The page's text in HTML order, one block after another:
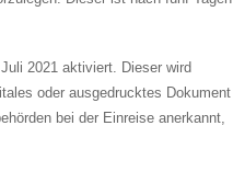
2021 aktiviert. Dieser wird
oder ausgedrucktes Dokument
bei der Einreise anerkannt,